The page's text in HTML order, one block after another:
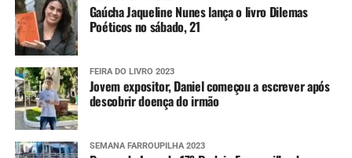
Gaúcha Jaqueline Nunes lança o livro Dilemas
Poéticos no sábado, 21
FEIRA DO LIVRO 2023
Jovem expositor, Daniel começou a escrever após
descobrir doença do irmão
SEMANA FARROUPILHA 2023